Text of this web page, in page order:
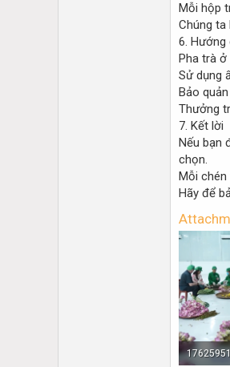
Mỗi hộp
Chúng
6. Hướng
Pha trà ở
Sử dụng
Bảo
Thưởng
7. Kết lời
Nếu bạn
chọn.
Mỗi chén
Hãy để